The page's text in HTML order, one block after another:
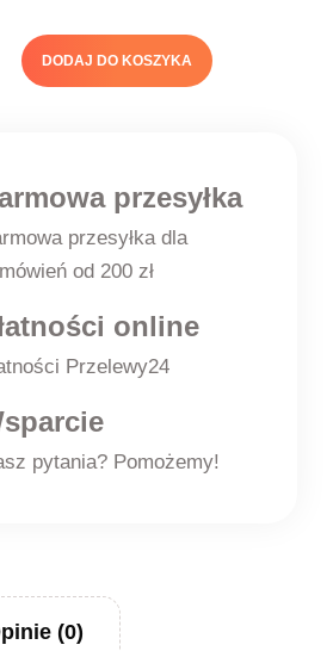
DODAJ DO KOSZYKA
przesyłka
przesyłka dla
od 200 zł
online
Przelewy24
pytania? Pomożemy!
(0)